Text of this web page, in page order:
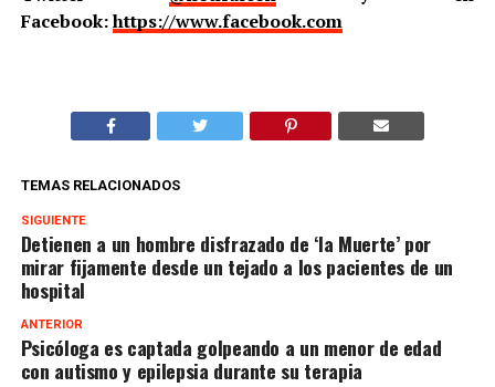
Facebook:https://www.facebook.com
TEMAS RELACIONADOS
SIGUIENTE
Detienen a un hombre disfrazado de ‘la Muerte’ por
mirar fijamente desde un tejado a los pacientes de un
hospital
ANTERIOR
Psicóloga es captada golpeando a un menor de edad
con autismo y epilepsia durante su terapia